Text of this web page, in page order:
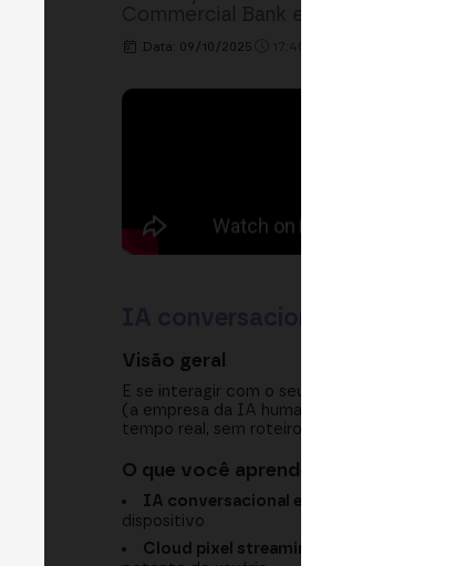
Data: 09/10/2025
Visão geral
E se interagir com o seu banco fosse tão
(a empresa da IA humana) explica as
tempo real, sem roteiros, para apoiar as
O que você aprenderá
IA conversacional em tempo real:
dispositivo
Cloud pixel streaming: